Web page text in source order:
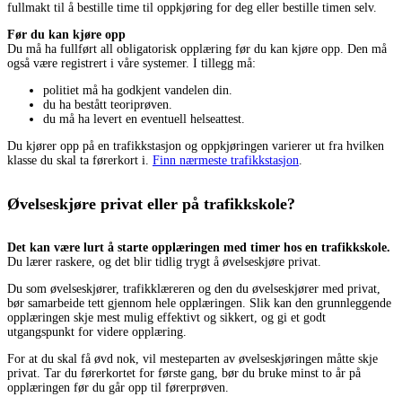
fullmakt til å bestille time til oppkjøring for deg eller bestille timen selv.
Før du kan kjøre opp
Du må ha fullført all obligatorisk opplæring før du kan kjøre opp. Den må
også være registrert i våre systemer. I tillegg må:
politiet må ha godkjent vandelen din.
du ha bestått teoriprøven.
du må ha levert en eventuell helseattest.
Du kjører opp på en trafikkstasjon og oppkjøringen varierer ut fra hvilken
klasse du skal ta førerkort i. Finn nærmeste trafikkstasjon
Øvelseskjøre privat eller på trafikkskole?
Det kan være lurt å starte opplæringen med timer hos en trafikkskole.
Du lærer raskere, og det blir tidlig trygt å øvelseskjøre privat.
Du som øvelseskjører, trafikklæreren og den du øvelseskjører med privat,
bør samarbeide tett gjennom hele opplæringen. Slik kan den grunnleggende
opplæringen skje mest mulig effektivt og sikkert, og gi et godt
utgangspunkt for videre opplæring.
For at du skal få øvd nok, vil mesteparten av øvelseskjøringen måtte skje
privat. Tar du førerkortet for første gang, bør du bruke minst to år på
opplæringen før du går opp til førerprøven.